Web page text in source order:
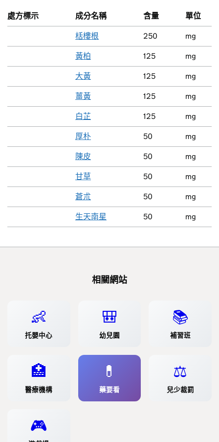
處方標示 成分名稱 含量 單位
栝樓根 250 mg
黃柏 125 mg
大黃 125 mg
薑黃 125 mg
白芷 125 mg
厚朴 50 mg
陳皮 50 mg
甘草 50 mg
蒼朮 50 mg
生天南星 50 mg
相關網站
👶
托嬰中心
🎒
幼兒園
📚
補習班
🏥
醫療機構
💊
藥要看
⚖️
兒少裁罰
🎮